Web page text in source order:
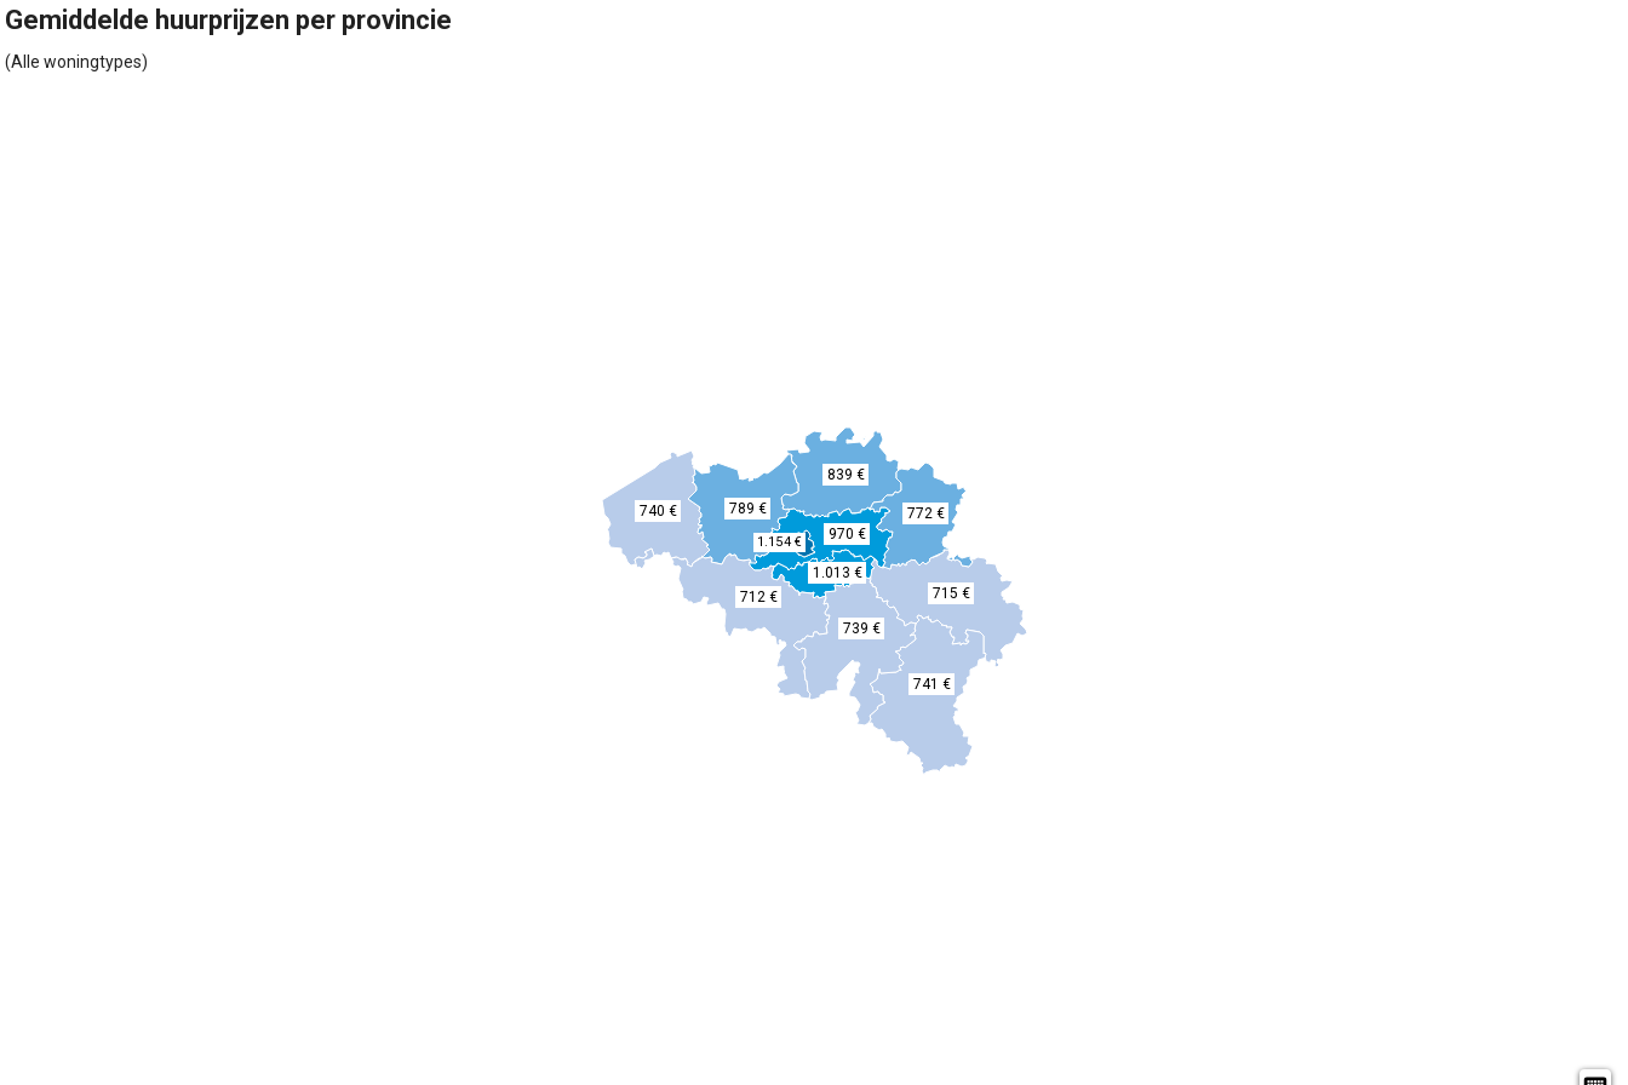
Gemiddelde huurprijzen per provincie
(Alle woningtypes)
1.154 €
741 €
715 €
739 €
712 €
1.013 €
970 €
772 €
839 €
789 €
740 €